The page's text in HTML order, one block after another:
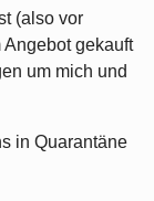
(also vor
gekauft
um mich und
in Quarantäne